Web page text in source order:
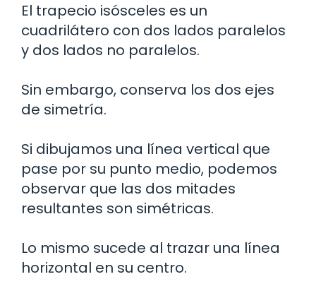
El trapecio isósceles es un
cuadrilátero con dos lados paralelos
y dos lados no paralelos.
Sin embargo, conserva los dos ejes
de simetría.
Si dibujamos una línea vertical que
pase por su punto medio, podemos
observar que las dos mitades
resultantes son simétricas.
Lo mismo sucede al trazar una línea
horizontal en su centro.